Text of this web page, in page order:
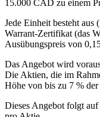
15.000 CAD zu einem
Jede Einheit besteht
Warrant-Zertifikat (das
Ausübungspreis von
Das Angebot wird
Die Aktien, die im
Höhe von bis zu 7 %
Dieses Angebot folgt